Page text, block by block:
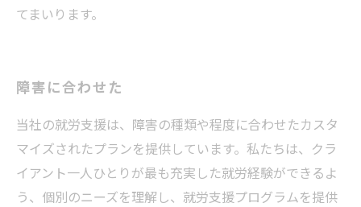
てまいります。
障害に合わせた
当社の就労支援は、障害の種類や程度に合わせたカスタ
マイズされたプランを提供しています。私たちは、クラ
イアント一人ひとりが最も充実した就労経験ができるよ
う、個別のニーズを理解し、就労支援プログラムを提供